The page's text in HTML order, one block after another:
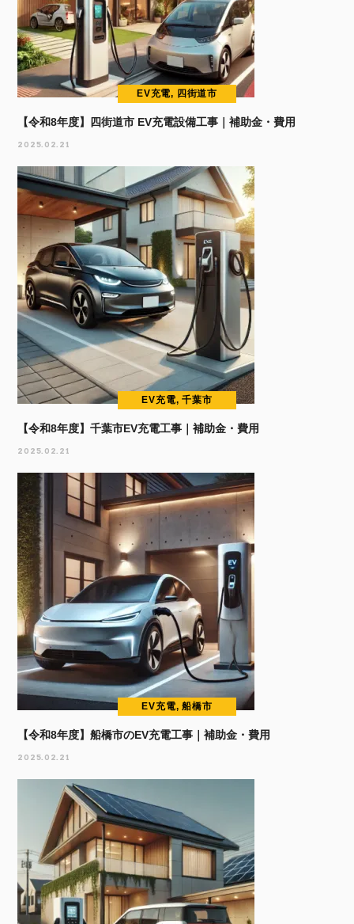
EV充電, 四街道市
【令和8年度】四街道市 EV充電設備工事｜補助金・費用
2025.02.21
EV充電, 千葉市
【令和8年度】千葉市EV充電工事｜補助金・費用
2025.02.21
EV充電, 船橋市
【令和8年度】船橋市のEV充電工事｜補助金・費用
2025.02.21